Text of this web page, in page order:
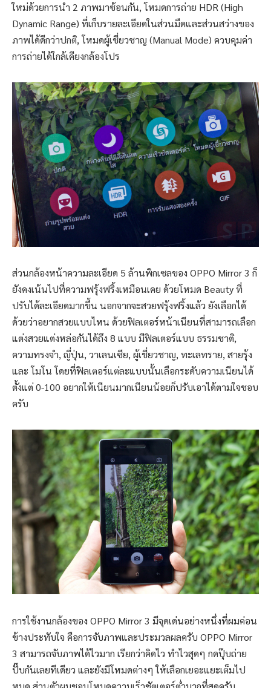
ใหม่ด้วยการนำ 2 ภาพมาซ้อนกัน, โหมดการถ่าย HDR (High
Dynamic Range) ที่เก็บรายละเอียดในส่วนมืดและส่วนสว่างของ
ภาพได้ดีกว่าปกติ, โหมดผู้เชี่ยวชาญ (Manual Mode) ควบคุมค่า
การถ่ายได้ใกล้เคียงกล้องโปร
ส่วนกล้องหน้าความละเอียด 5 ล้านพิกเซลของ OPPO Mirror 3 ก็
ยังคงเน้นไปที่ความฟรุ้งฟริ้งเหมือนเคย ด้วยโหมด Beauty ที่
ปรับได้ละเอียดมากขึ้น นอกจากจะสวยฟรุ้งฟริ้งแล้ว ยังเลือกได้
ด้วยว่าอยากสวยแบบไหน ด้วยฟิลเตอร์หน้าเนียนที่สามารถเลือก
แต่งสวยแต่งหล่อกันได้ถึง 8 แบบ มีฟิลเตอร์แบบ ธรรมชาติ,
ความทรงจำ, ญี่ปุ่น, วาเลนเซีย, ผู้เชี่ยวชาญ, ทะเลทราย, สายรุ้ง
และ โมโน โดยที่ฟิลเตอร์แต่ละแบบนั้นเลือกระดับความเนียนได้
ตั้งแต่ 0-100 อยากให้เนียนมากเนียนน้อยก็ปรับเอาได้ตามใจชอบ
ครับ
การใช้งานกล้องของ OPPO Mirror 3 มีจุดเด่นอย่างหนึ่งที่ผมค่อน
ข้างประทับใจ คือการจับภาพและประมวลผลครับ OPPO Mirror
3 สามารถจับภาพได้ไวมาก เรียกว่าคิดไว ทำไวสุดๆ กดปุ๊บถ่าย
ปั๊บกันเลยทีเดียว และยังมีโหมดต่างๆ ให้เลือกเยอะแยะเต็มไป